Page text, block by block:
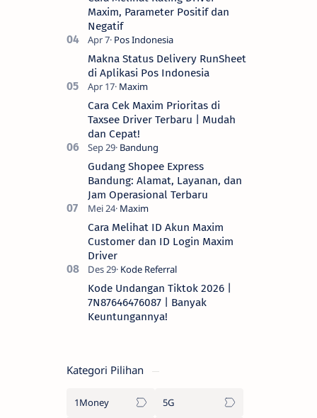
Maxim, Parameter Positif dan
Negatif
Makna Status Delivery RunSheet
di Aplikasi Pos Indonesia
Cara Cek Maxim Prioritas di
Taxsee Driver Terbaru | Mudah
dan Cepat!
Gudang Shopee Express
Bandung: Alamat, Layanan, dan
Jam Operasional Terbaru
Cara Melihat ID Akun Maxim
Customer dan ID Login Maxim
Driver
Kode Undangan Tiktok 2026 |
7N87646476087 | Banyak
Keuntungannya!
Kategori Pilihan
1Money 5G